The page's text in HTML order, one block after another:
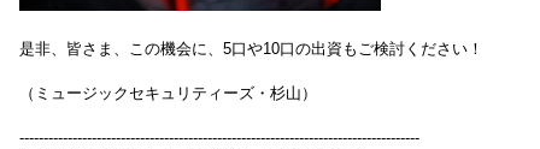
是非、皆さま、この機会に、5口や10口の出資もご検討ください！
（ミュージックセキュリティーズ・杉山）
-----------------------------------------------------------------------------------